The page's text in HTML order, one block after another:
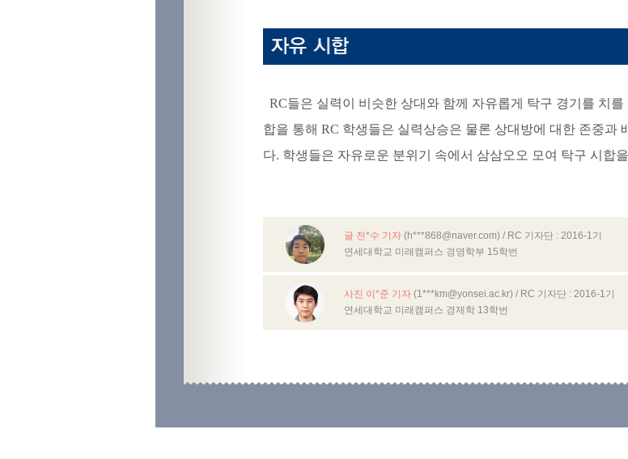
RC들은 실력이 비슷한 상대와 함께 자유롭게 탁구 경기를 치를
합을 통해 RC 학생들은 실력상승은 물론 상대방에 대한 존중과
다. 학생들은 자유로운 분위기 속에서 삼삼오오 모여 탁구 시합
글 전*수 기자 (h***868@naver.com) / RC 기자단 : 2016-1기
연세대학교 미래캠퍼스 경영학부 15학번
사진 이*준 기자 (1***km@yonsei.ac.kr) / RC 기자단 : 2016-1기
연세대학교 미래캠퍼스 경제학 13학번